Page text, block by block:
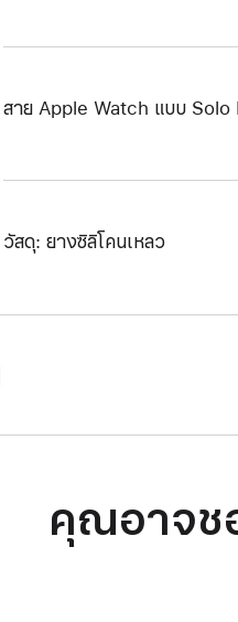
สาย Apple Watch แบบ Solo
วัสดุ: ยางซิลิโคนเหลว
คุณอาจช